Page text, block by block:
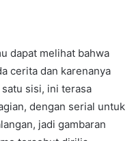
dapat melihat bahwa
cerita dan karenanya
sisi, ini terasa
dengan serial untuk
jadi gambaran